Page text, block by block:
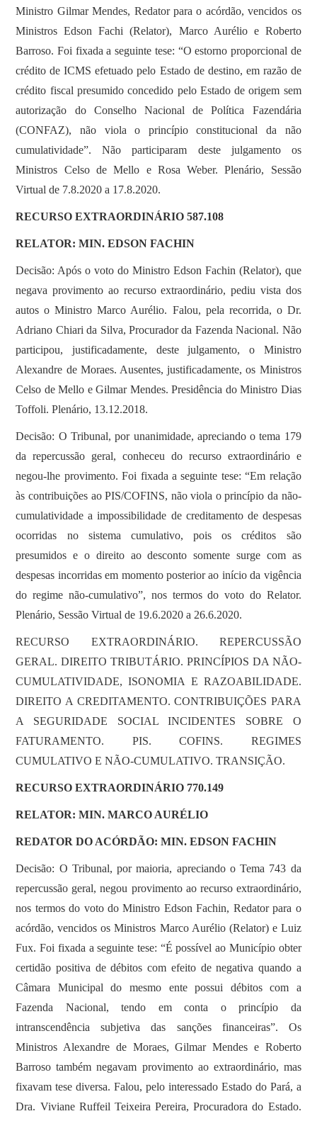
Ministro Gilmar Mendes, Redator para o acórdão, vencidos os
Ministros Edson Fachi (Relator), Marco Aurélio e Roberto
Barroso. Foi fixada a seguinte tese: “O estorno proporcional de
crédito de ICMS efetuado pelo Estado de destino, em razão de
crédito fiscal presumido concedido pelo Estado de origem sem
autorização do Conselho Nacional de Política Fazendária
(CONFAZ), não viola o princípio constitucional da não
cumulatividade”. Não participaram deste julgamento os
Ministros Celso de Mello e Rosa Weber. Plenário, Sessão
Virtual de 7.8.2020 a 17.8.2020.
RECURSO EXTRAORDINÁRIO 587.108
RELATOR: MIN. EDSON FACHIN
Decisão: Após o voto do Ministro Edson Fachin (Relator), que
negava provimento ao recurso extraordinário, pediu vista dos
autos o Ministro Marco Aurélio. Falou, pela recorrida, o Dr.
Adriano Chiari da Silva, Procurador da Fazenda Nacional. Não
participou, justificadamente, deste julgamento, o Ministro
Alexandre de Moraes. Ausentes, justificadamente, os Ministros
Celso de Mello e Gilmar Mendes. Presidência do Ministro Dias
Toffoli. Plenário, 13.12.2018.
Decisão: O Tribunal, por unanimidade, apreciando o tema 179
da repercussão geral, conheceu do recurso extraordinário e
negou-lhe provimento. Foi fixada a seguinte tese: “Em relação
às contribuições ao PIS/COFINS, não viola o princípio da não-
cumulatividade a impossibilidade de creditamento de despesas
ocorridas no sistema cumulativo, pois os créditos são
presumidos e o direito ao desconto somente surge com as
despesas incorridas em momento posterior ao início da vigência
do regime não-cumulativo”, nos termos do voto do Relator.
Plenário, Sessão Virtual de 19.6.2020 a 26.6.2020.
RECURSO EXTRAORDINÁRIO. REPERCUSSÃO
GERAL. DIREITO TRIBUTÁRIO. PRINCÍPIOS DA NÃO-
CUMULATIVIDADE, ISONOMIA E RAZOABILIDADE.
DIREITO A CREDITAMENTO. CONTRIBUIÇÕES PARA
A SEGURIDADE SOCIAL INCIDENTES SOBRE O
FATURAMENTO. PIS. COFINS. REGIMES
CUMULATIVO E NÃO-CUMULATIVO. TRANSIÇÃO.
RECURSO EXTRAORDINÁRIO 770.149
RELATOR: MIN. MARCO AURÉLIO
REDATOR DO ACÓRDÃO: MIN. EDSON FACHIN
Decisão: O Tribunal, por maioria, apreciando o Tema 743 da
repercussão geral, negou provimento ao recurso extraordinário,
nos termos do voto do Ministro Edson Fachin, Redator para o
acórdão, vencidos os Ministros Marco Aurélio (Relator) e Luiz
Fux. Foi fixada a seguinte tese: “É possível ao Município obter
certidão positiva de débitos com efeito de negativa quando a
Câmara Municipal do mesmo ente possui débitos com a
Fazenda Nacional, tendo em conta o princípio da
intranscendência subjetiva das sanções financeiras”. Os
Ministros Alexandre de Moraes, Gilmar Mendes e Roberto
Barroso também negavam provimento ao extraordinário, mas
fixavam tese diversa. Falou, pelo interessado Estado do Pará, a
Dra. Viviane Ruffeil Teixeira Pereira, Procuradora do Estado.